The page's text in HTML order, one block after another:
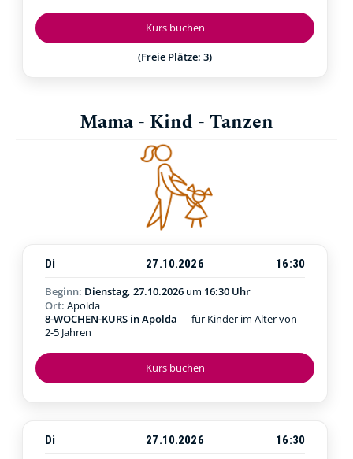
Kurs buchen
(Freie Plätze: 3)
Mama - Kind - Tanzen
Kurs buchen
Di 27.10.2026
16:30
Beginn: Dienstag, 27.10.2026 um 16:30 Uhr
Ort: Apolda
8-WOCHEN-KURS in Apolda --- für Kinder im Alter von
2-5 Jahren
Di 27.10.2026
16:30